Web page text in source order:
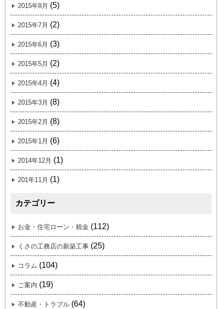
2015年8月 (5)
2015年7月 (2)
2015年6月 (3)
2015年5月 (2)
2015年4月 (4)
2015年3月 (8)
2015年2月 (8)
2015年1月 (6)
2014年12月 (1)
201年11月 (1)
カテゴリー
お金・住宅ローン・税金 (112)
くさの工務店の新築工事 (25)
コラム (104)
ご案内 (19)
不動産・トラブル (64)